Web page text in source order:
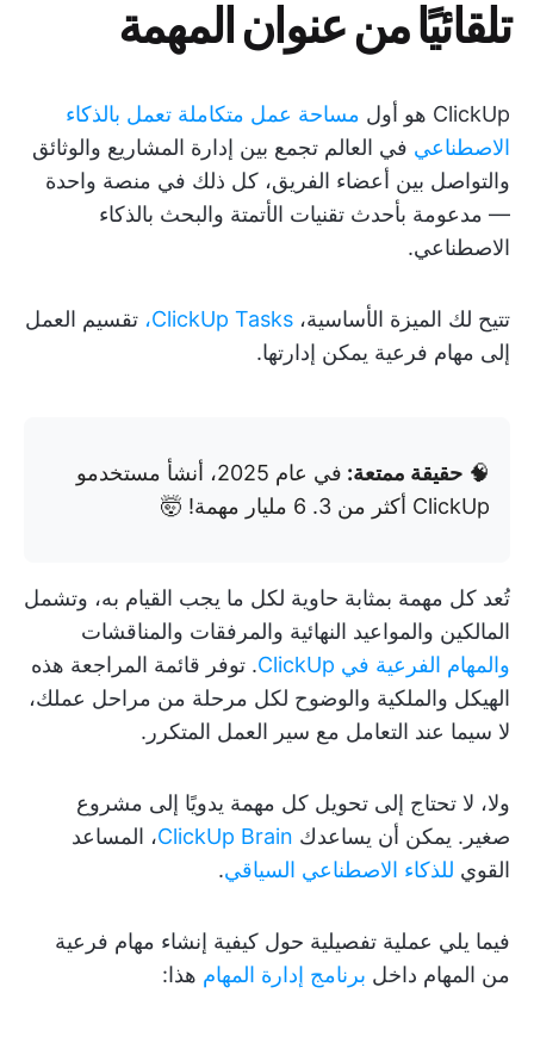
تلقائيًا من عنوان المهمة
ClickUp هو أول
مساحة عمل متكاملة تعمل بالذكاء
الاصطناعي في العالم تجمع بين إدارة المشاريع والوثائق
والتواصل بين أعضاء الفريق، كل ذلك في منصة واحدة
— مدعومة بأحدث تقنيات الأتمتة والبحث بالذكاء
الاصطناعي.
تتيح لك الميزة الأساسية، ClickUp Tasks، تقسيم العمل
إلى مهام فرعية يمكن إدارتها.
🧠 حقيقة ممتعة:
في عام 2025، أنشأ مستخدمو
ClickUp أكثر من 3. 6 مليار مهمة! 🤯
تُعد كل مهمة بمثابة حاوية لكل ما يجب القيام به، وتشمل
المالكين والمواعيد النهائية والمرفقات والمناقشات
والمهام الفرعية في ClickUp
. توفر قائمة المراجعة هذه
الهيكل والملكية والوضوح لكل مرحلة من مراحل عملك،
لا سيما عند التعامل مع سير العمل المتكرر.
ولا، لا تحتاج إلى تحويل كل مهمة يدويًا إلى مشروع
صغير. يمكن أن يساعدك ClickUp Brain، المساعد
القوي للذكاء الاصطناعي السياقي.
فيما يلي عملية تفصيلية حول كيفية إنشاء مهام فرعية
من المهام داخل برنامج إدارة المهام هذا: